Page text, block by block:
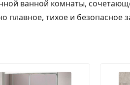
ванной комнаты,
тихое и безопасное